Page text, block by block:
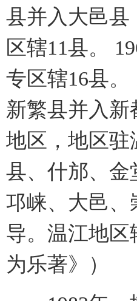
县并入大邑县
区辖11县。
专区辖16县
新繁县并入新
地区，地区驻
县、什邡、金
邛崃、大邑、
导。温江地区
为乐著》）